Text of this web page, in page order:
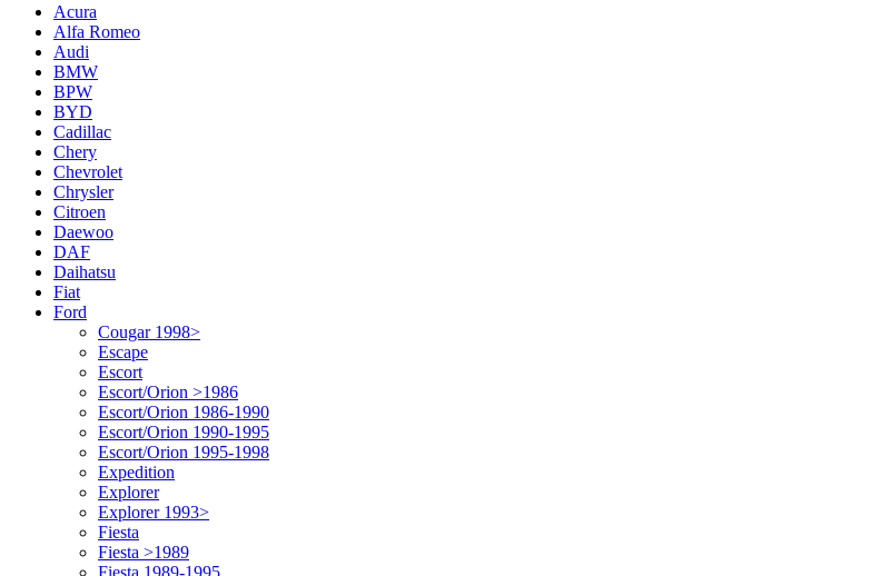
Acura
Alfa Romeo
Audi
BMW
BPW
BYD
Cadillac
Chery
Chevrolet
Chrysler
Citroen
Daewoo
DAF
Daihatsu
Fiat
Ford
Cougar 1998>
Escape
Escort
Escort/Orion >1986
Escort/Orion 1986-1990
Escort/Orion 1990-1995
Escort/Orion 1995-1998
Expedition
Explorer
Explorer 1993>
Fiesta
Fiesta >1989
Fiesta 1989-1995